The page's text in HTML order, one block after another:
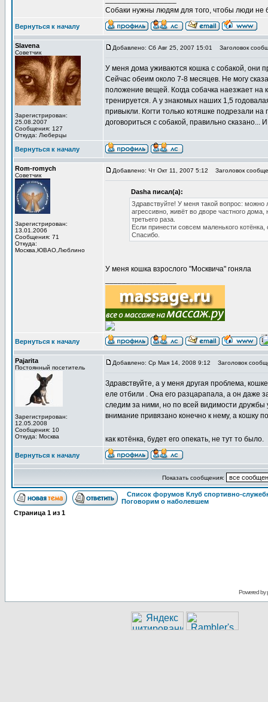
Собаки нужны людям для того, чтобы люди не
Вернуться к началу
Slavena
Советчик
Зарегистрирован:
25.08.2007
Сообщения: 127
Откуда: Люберцы
Добавлено: Сб Авг 25, 2007 15:01 Заголовок
У меня дома уживаются кошка с собакой, они
Сейчас обеим около 7-8 месяцев. Не могу
положение вещей. Когда собачка наезжает на
тренируется. А у знакомых наших 1,5
привыкли. Когти только котяшке подрезали
договориться с собакой, правильно сказано...
Вернуться к началу
Rom-romych
Советчик
Зарегистрирован:
13.01.2006
Сообщения: 71
Откуда:
Москва,ЮВАО,Люблино
Добавлено: Чт Окт 11, 2007 5:12 Заголовок
Dasha писал(а):
Здравствуйте! У меня такой вопрос: можно
агрессивно, живёт во дворе частного
третьего раза.
Если принести совсем маленького котёнка,
Спасибо.
У меня кошка взрослого "Москвича" гоняла
Вернуться к началу
Pajarita
Постоянный посетитель
Зарегистрирован:
12.05.2008
Сообщения: 10
Откуда: Москва
Добавлено: Ср Мая 14, 2008 9:12 Заголовок
Здравствуйте, а у меня другая проблема,
еле отбили . Она его разцарапала, а он даже
следим за ними, но по всей видимости
внимание привязано конечно к нему, а кошку
как котёнка, будет его опекать, не тут то было.
Вернуться к началу
Показать сообщения:
Список форумов Клуб спортивно-
Поговорим о наболевшем
Страница 1 из 1
Powered by